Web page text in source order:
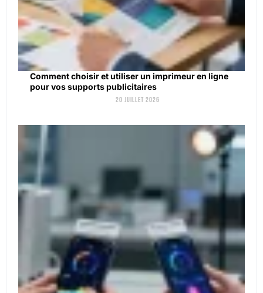
Comment choisir et utiliser un imprimeur en ligne
pour vos supports publicitaires
20 juillet 2026